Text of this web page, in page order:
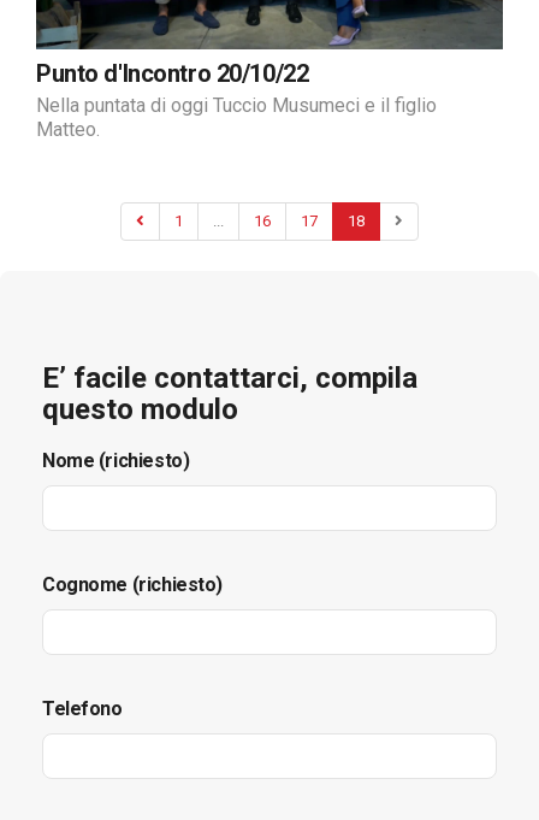
Punto d'Incontro 20/10/22
Nella puntata di oggi Tuccio Musumeci e il figlio
Matteo.
1 ... 16 17 18
E’ facile contattarci, compila
questo modulo
Nome (richiesto)
Cognome (richiesto)
Telefono